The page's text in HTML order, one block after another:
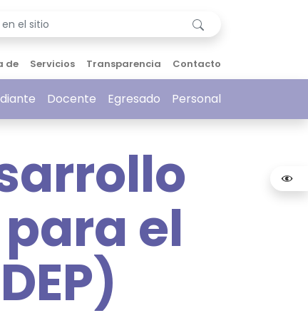
de Servicios Transparencia Contacto
Docente Egresado Personal
el